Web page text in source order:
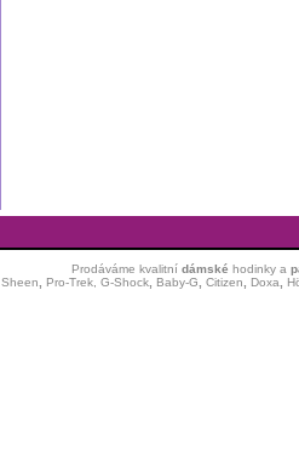
Prodáváme kvalitní dámské hodinkya
Sheen Pro-Trek, G-Shock, Baby-G Citizen Doxa